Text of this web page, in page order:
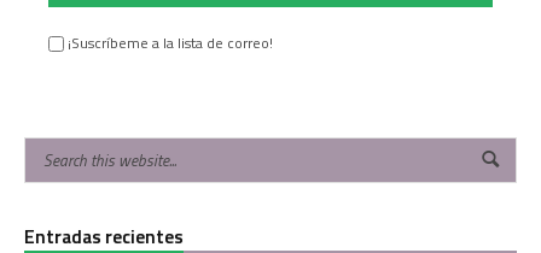
¡Suscríbeme a la lista de correo!
Entradas recientes